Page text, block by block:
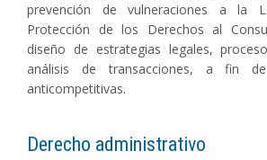
prevención de vulneraciones a la
Protección de los Derechos al
diseño de estrategias legales,
análisis de transacciones, a fin
anticompetitivas.
Derecho administrativo